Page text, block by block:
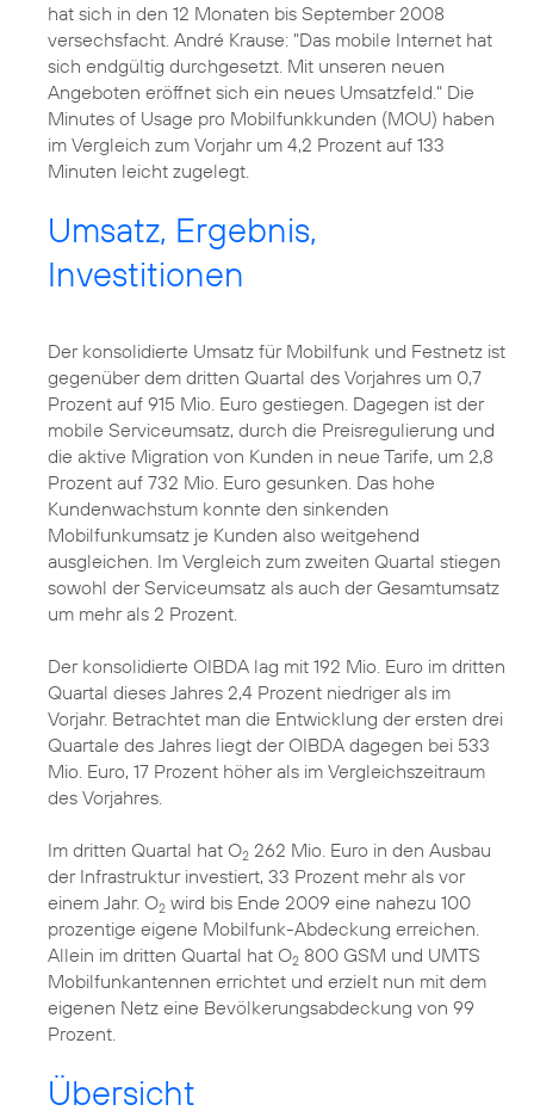
hat sich in den 12 Monaten bis September 2008
versechsfacht. André Krause: "Das mobile Internet hat
sich endgültig durchgesetzt. Mit unseren neuen
Angeboten eröffnet sich ein neues Umsatzfeld." Die
Minutes of Usage pro Mobilfunkkunden (MOU) haben
im Vergleich zum Vorjahr um 4,2 Prozent auf 133
Minuten leicht zugelegt.
Umsatz, Ergebnis,
Investitionen
Der konsolidierte Umsatz für Mobilfunk und Festnetz ist
gegenüber dem dritten Quartal des Vorjahres um 0,7
Prozent auf 915 Mio. Euro gestiegen. Dagegen ist der
mobile Serviceumsatz, durch die Preisregulierung und
die aktive Migration von Kunden in neue Tarife, um 2,8
Prozent auf 732 Mio. Euro gesunken. Das hohe
Kundenwachstum konnte den sinkenden
Mobilfunkumsatz je Kunden also weitgehend
ausgleichen. Im Vergleich zum zweiten Quartal stiegen
sowohl der Serviceumsatz als auch der Gesamtumsatz
um mehr als 2 Prozent.
Der konsolidierte OIBDA lag mit 192 Mio. Euro im dritten
Quartal dieses Jahres 2,4 Prozent niedriger als im
Vorjahr. Betrachtet man die Entwicklung der ersten drei
Quartale des Jahres liegt der OIBDA dagegen bei 533
Mio. Euro, 17 Prozent höher als im Vergleichszeitraum
des Vorjahres.
Im dritten Quartal hat O2 262 Mio. Euro in den Ausbau
der Infrastruktur investiert, 33 Prozent mehr als vor
einem Jahr. O2 wird bis Ende 2009 eine nahezu 100
prozentige eigene Mobilfunk-Abdeckung erreichen.
Allein im dritten Quartal hat O2 800 GSM und UMTS
Mobilfunkantennen errichtet und erzielt nun mit dem
eigenen Netz eine Bevölkerungsabdeckung von 99
Prozent.
Übersicht